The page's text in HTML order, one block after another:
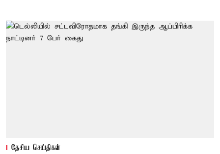
தேசிய செய்திகள்